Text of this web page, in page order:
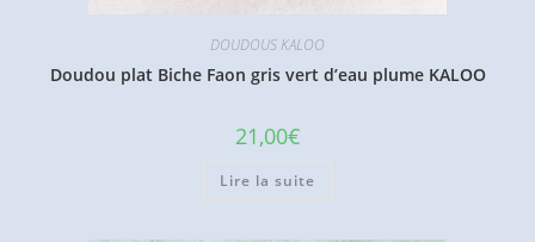
DOUDOUS KALOO
Doudou plat Biche Faon gris vert d’eau plume KALOO
21,00€
Lire la suite